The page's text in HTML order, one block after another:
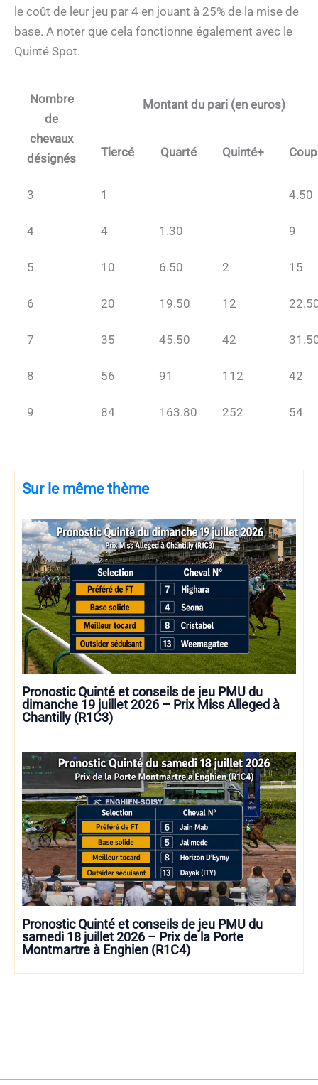
le coût de leur jeu par 4 en jouant à 25% de la mise de
base. A noter que cela fonctionne également avec le
Quinté Spot.
Nombre
de
chevaux
désignés
Montant du pari (en euros)
Tiercé Quarté Quinté+
3 1 4.50
4 4 1.30 9
5 10 6.50 2 15
6 20 19.50 12
7 35 45.50 42
8 56 91 112 42
9 84 163.80 252 54
Sur le même thème
Pronostic Quinté et conseils de jeu PMU du
dimanche 19 juillet 2026 – Prix Miss Alleged à
Chantilly (R1C3)
Pronostic Quinté et conseils de jeu PMU du
samedi 18 juillet 2026 – Prix de la Porte
Montmartre à Enghien (R1C4)